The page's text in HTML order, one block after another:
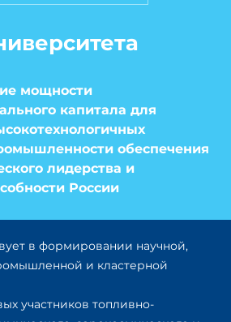
мощности
капитала для
обеспечения
лидерства и
России
в формировании научной,
и кластерной
участников топливно-